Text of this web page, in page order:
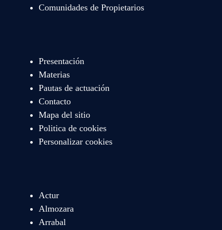
Comunidades de Propietarios
Presentación
Materias
Pautas de actuación
Contacto
Mapa del sitio
Politica de cookies
Personalizar cookies
Actur
Almozara
Arrabal